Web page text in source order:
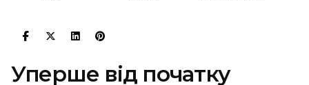
Уперше від початку